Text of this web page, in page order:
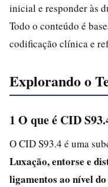
inicial e responder às
Todo o conteúdo é
codificação clínica e
Explorando o
1 O que é CID
O CID S93.4 é uma
Luxação, entorse e
ligamentos ao nível